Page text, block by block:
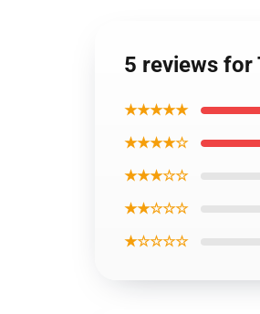
5 reviews for
★★★★★
★★★★☆
★★★☆☆
★★☆☆☆
★☆☆☆☆